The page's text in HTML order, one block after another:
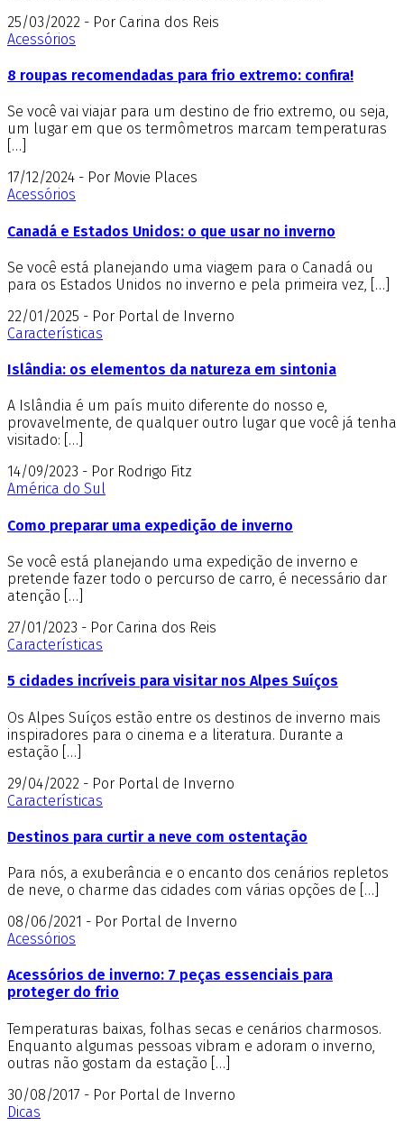
25/03/2022 - Por Carina dos Reis
Acessórios
8 roupas recomendadas para frio extremo: confira!
Se você vai viajar para um destino de frio extremo, ou seja,
um lugar em que os termômetros marcam temperaturas
[…]
17/12/2024 - Por Movie Places
Acessórios
Canadá e Estados Unidos: o que usar no inverno
Se você está planejando uma viagem para o Canadá ou
para os Estados Unidos no inverno e pela primeira vez, […]
22/01/2025 - Por Portal de Inverno
Características
Islândia: os elementos da natureza em sintonia
A Islândia é um país muito diferente do nosso e,
provavelmente, de qualquer outro lugar que você já tenha
visitado: […]
14/09/2023 - Por Rodrigo Fitz
América do Sul
Como preparar uma expedição de inverno
Se você está planejando uma expedição de inverno e
pretende fazer todo o percurso de carro, é necessário dar
atenção […]
27/01/2023 - Por Carina dos Reis
Características
5 cidades incríveis para visitar nos Alpes Suíços
Os Alpes Suíços estão entre os destinos de inverno mais
inspiradores para o cinema e a literatura. Durante a
estação […]
29/04/2022 - Por Portal de Inverno
Características
Destinos para curtir a neve com ostentação
Para nós, a exuberância e o encanto dos cenários repletos
de neve, o charme das cidades com várias opções de […]
08/06/2021 - Por Portal de Inverno
Acessórios
Acessórios de inverno: 7 peças essenciais para
proteger do frio
Temperaturas baixas, folhas secas e cenários charmosos.
Enquanto algumas pessoas vibram e adoram o inverno,
outras não gostam da estação […]
30/08/2017 - Por Portal de Inverno
Dicas